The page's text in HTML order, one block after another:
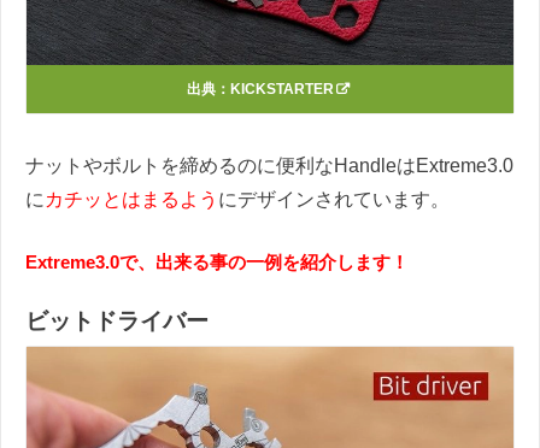
出典： KICKSTARTER
ナットやボルトを締めるのに便利なHandleはExtreme3.0
に カチッとはまるよう にデザインされています。
Extreme3.0で、出来る事の一例を紹介します！
ビットドライバー